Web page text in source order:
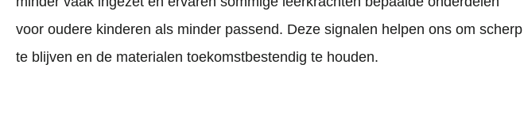
voor oudere kinderen als minder passend. Deze signalen helpen ons om scherp
te blijven en de materialen toekomstbestendig te houden.